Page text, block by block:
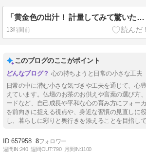
「黄金色の出汁！ 計量してみて驚いた日常の発見！」
13時間前
このブログのここがポイント
心の持ちようと日常の小さな工夫
日常の中に潜む小さな気づきや工夫を通じて、心
えています。仏壇のお茶のお供えや言葉の選び方
ードなど、自己成長や平和な心の育み方にフォー
を前向きに捉える視点や、身近な習慣の見直しに
し、暮らしに彩りと奥行きを添えることを目指して
657958 8
週間IN:240 週間OUT:790 月間IN:1100